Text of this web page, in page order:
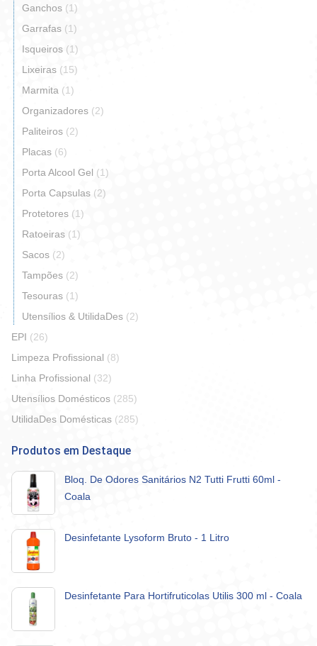
Ganchos (1)
Garrafas (1)
Isqueiros (1)
Lixeiras (15)
Marmita (1)
Organizadores (2)
Paliteiros (2)
Placas (6)
Porta Alcool Gel (1)
Porta Capsulas (2)
Protetores (1)
Ratoeiras (1)
Sacos (2)
Tampões (2)
Tesouras (1)
Utensílios & UtilidaDes (2)
EPI (26)
Limpeza Profissional (8)
Linha Profissional (32)
Utensílios Domésticos (285)
UtilidaDes Domésticas (285)
Produtos em Destaque
Bloq. De Odores Sanitários N2 Tutti Frutti 60ml -
Coala
Desinfetante Lysoform Bruto - 1 Litro
Desinfetante Para Hortifruticolas Utilis 300 ml - Coala